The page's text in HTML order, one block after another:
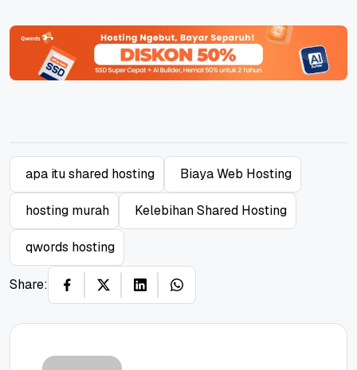
apa itu shared hosting Biaya Web Hosting
hosting murah Kelebihan Shared Hosting
qwords hosting
Share: